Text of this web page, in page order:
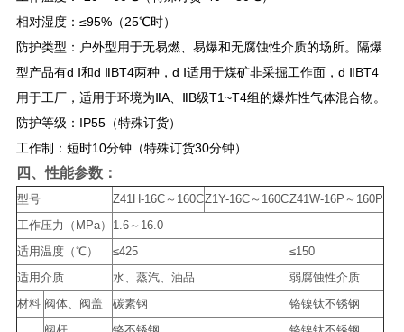
相对湿度：≤95%（25℃时）
防护类型：户外型用于无易燃、易爆和无腐蚀性介质的场所。隔爆
型产品有d Ⅰ和d ⅡBT4两种，d Ⅰ适用于煤矿非采掘工作面，d ⅡBT4
用于工厂，适用于环境为ⅡA、ⅡB级T1~T4组的爆炸性气体混合物。
防护等级：IP55（特殊订货）
工作制：短时10分钟（特殊订货30分钟）
四、​​性能参数：
型号 Z41H-16C～160CZ1Y-16C～160CZ41W-16P～160P
工作压力（MPa）
1.6～16.0
适用温度（℃）
≤425
≤150
适用介质
水、蒸汽、油品
弱腐蚀性介质
材料 阀体、阀盖 碳素钢
铬镍钛不锈钢